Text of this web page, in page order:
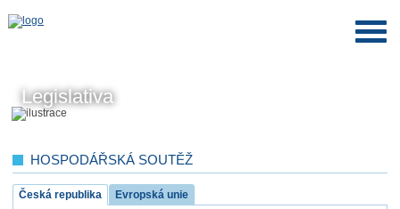
Legislativa
HOSPODÁŘSKÁ SOUTĚŽ
Česká republika Evropská unie